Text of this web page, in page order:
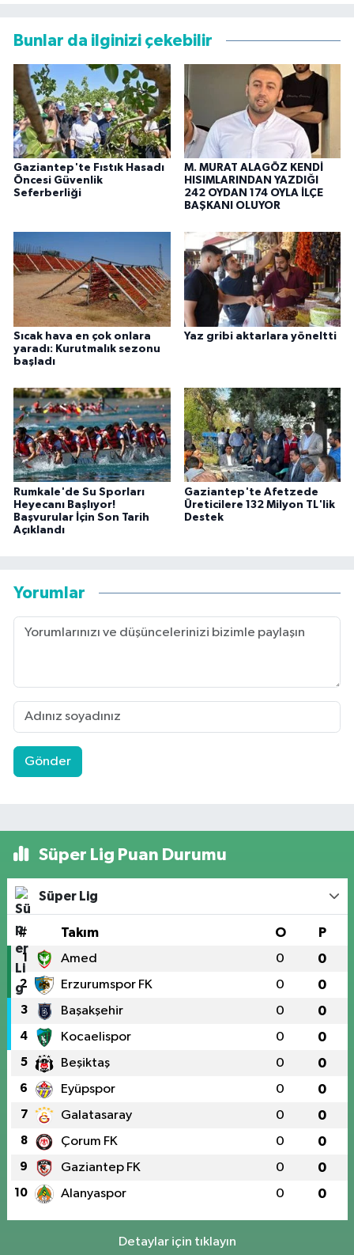
Bunlar da ilginizi çekebilir
Gaziantep'te Fıstık Hasadı
Öncesi Güvenlik
Seferberliği
M. MURAT ALAGÖZ KENDİ
HISIMLARINDAN YAZDIĞI
242 OYDAN 174 OYLA İLÇE
BAŞKANI OLUYOR
Sıcak hava en çok onlara
yaradı: Kurutmalık sezonu
başladı
Yaz gribi aktarlara yöneltti
Rumkale'de Su Sporları
Heyecanı Başlıyor!
Başvurular İçin Son Tarih
Açıklandı
Gaziantep'te Afetzede
Üreticilere 132 Milyon TL'lik
Destek
Yorumlar
Gönder
Süper Lig Puan Durumu
Süper Lig
# Takım O P
1 Amed 0 0
2 Erzurumspor FK 0 0
3 Başakşehir 0 0
4 Kocaelispor 0 0
5 Beşiktaş 0 0
6 Eyüpspor 0 0
7 Galatasaray 0 0
8 Çorum FK 0 0
9 Gaziantep FK 0 0
10 Alanyaspor 0 0
Detaylar için tıklayın